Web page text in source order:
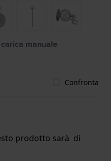
manuale
Confronta
prodotto sarà di